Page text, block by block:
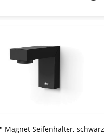
Magnet-Seifenhalter, schwarz